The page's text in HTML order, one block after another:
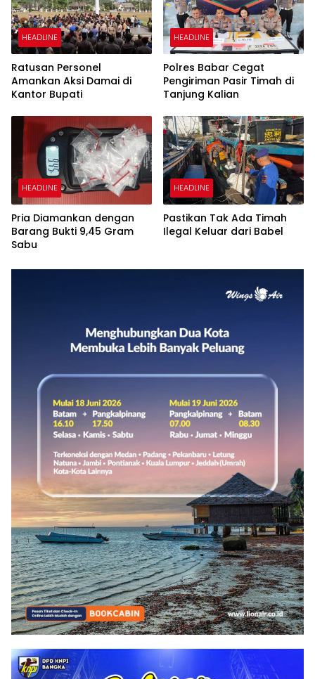
HEADLINE
Ratusan Personel
Amankan Aksi Damai di
Kantor Bupati
HEADLINE
Polres Babar Cegat
Pengiriman Pasir Timah di
Tanjung Kalian
HEADLINE
Pria Diamankan dengan
Barang Bukti 9,45 Gram
Sabu
HEADLINE
Pastikan Tak Ada Timah
Ilegal Keluar dari Babel